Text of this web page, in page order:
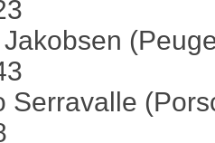
Serravalle